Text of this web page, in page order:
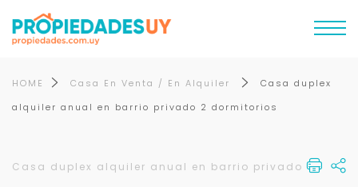
HOME Casa En Venta / En Alquiler
Casa duplex
alquiler anual en barrio privado 2 dormitorios
Casa duplex alquiler anual en barrio privado